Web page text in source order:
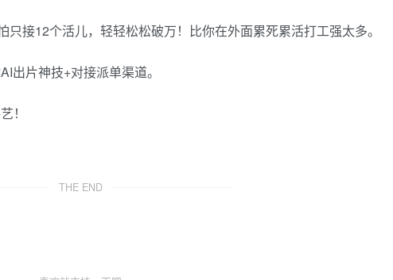
接12个活儿，轻轻松松破万！比你在外面累死累活打工强太多。
出片神技+对接派单渠道。
！
THE END